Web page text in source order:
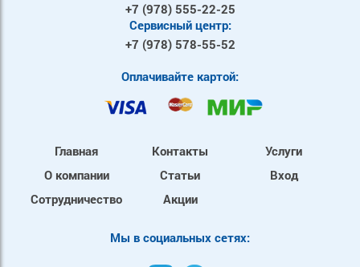
+7 (978) 555-22-25
Сервисный центр:
+7 (978) 578-55-52
Оплачивайте картой:
Главная
О компании
Сотрудничество
Контакты
Статьи
Акции
Услуги
Вход
Mы в социальных сетях: